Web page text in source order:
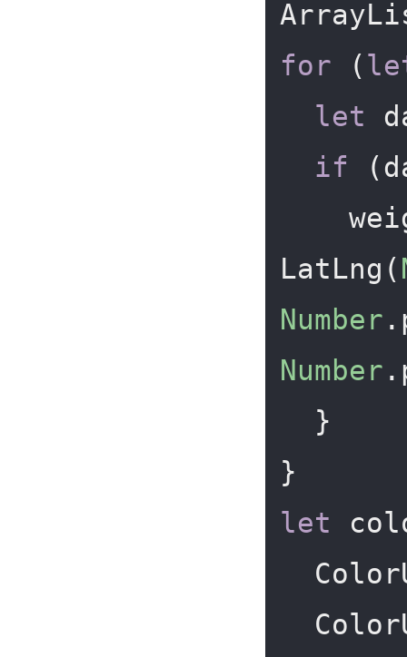
for (
let
if
LatLng(
Number
Number
let